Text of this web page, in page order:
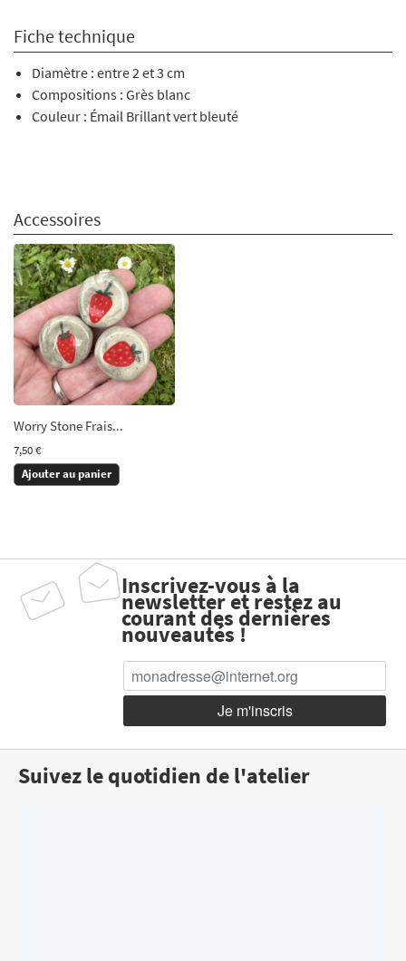
Fiche technique
Diamètre : entre 2 et 3 cm
Compositions : Grès blanc
Couleur : Émail Brillant vert bleuté
Accessoires
Worry Stone Frais...
7,50 €
Ajouter au panier
Inscrivez-vous à la
newsletter et restez au
courant des dernières
nouveautés !
Suivez le quotidien de l'atelier